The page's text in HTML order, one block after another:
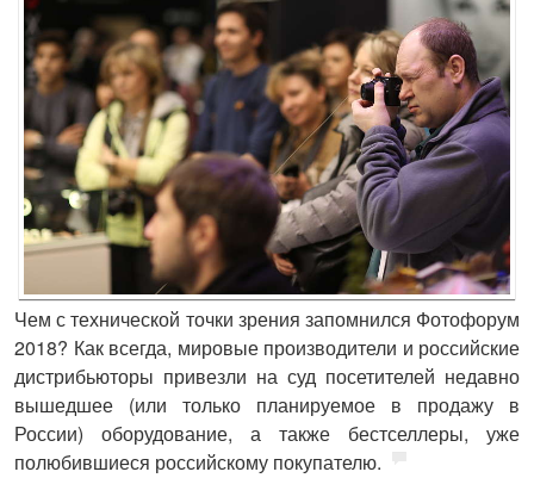
Чем с технической точки зрения запомнился Фотофорум
2018? Как всегда, мировые производители и российские
дистрибьюторы привезли на суд посетителей недавно
вышедшее (или только планируемое в продажу в
России) оборудование, а также бестселлеры, уже
полюбившиеся российскому покупателю.